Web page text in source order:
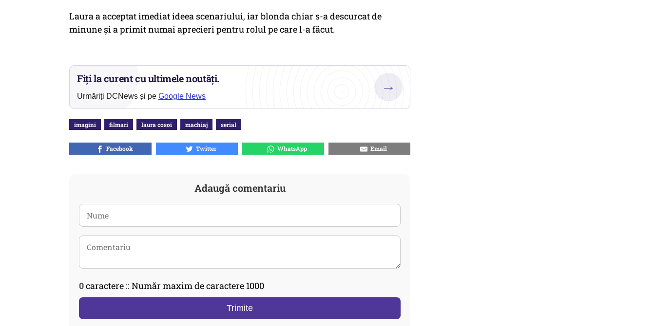
Laura a acceptat imediat ideea scenariului, iar blonda chiar s-a descurcat de
minune și a primit numai aprecieri pentru rolul pe care l-a făcut.
Fiți la curent cu ultimele noutăți.
Urmăriți DCNews și pe Google News
→
imagini filmari laura cosoi machiaj serial
Facebook Twitter WhatsApp Email
Adaugă comentariu
0caractere :: Număr maxim de caractere 1000
Trimite